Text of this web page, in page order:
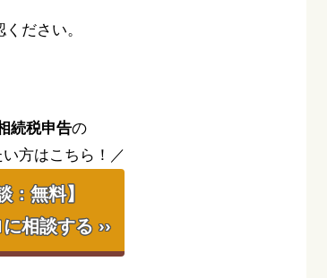
ださい。
続税申告の
方はこちら！／
：無料】
相談する ››